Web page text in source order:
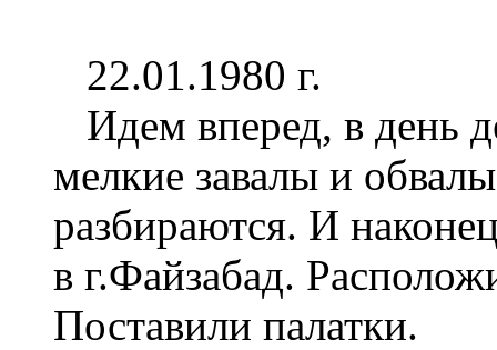
22.01.1980 г.
Идем вперед, в день
мелкие завалы и
разбираются. И
в г.Файзабад.
Поставили палатки.